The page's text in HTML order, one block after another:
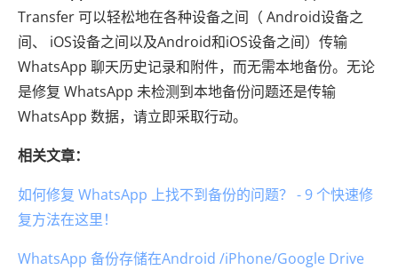
Transfer 可以轻松地在各种设备之间（ Android设备之
间、 iOS设备之间以及Android和iOS设备之间）传输
WhatsApp 聊天历史记录和附件，而无需本地备份。无论
是修复 WhatsApp 未检测到本地备份问题还是传输
WhatsApp 数据，请立即采取行动。
相关文章：
如何修复 WhatsApp 上找不到备份的问题？ - 9 个快速修
复方法在这里！
WhatsApp 备份存储在Android /iPhone/Google Drive